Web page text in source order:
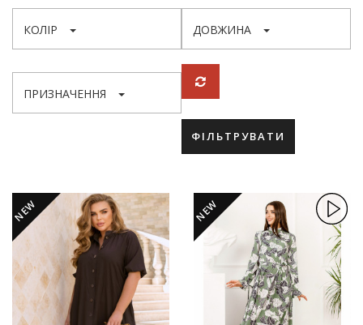
КОЛІР ДОВЖИНА
ПРИЗНАЧЕННЯ
ФІЛЬТРУВАТИ
NEW NEW